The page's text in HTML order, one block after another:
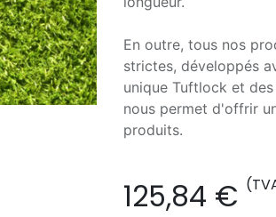
En outre, tous nos
strictes, développés
unique Tuftlock et
nous permet d'offrir
produits.
125,84 €